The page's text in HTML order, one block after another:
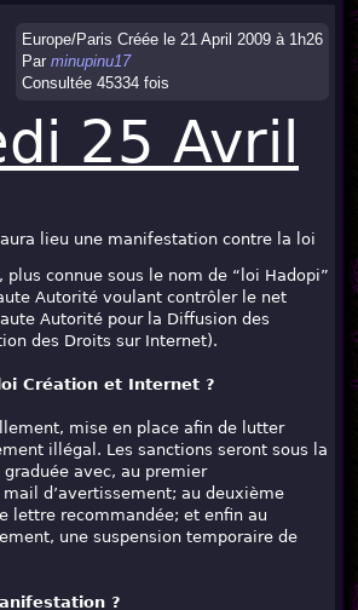
Europe/Paris Créée le 21 April 2009 à 1h26
Par minupinu17
Consultée 45334 fois
25 Avril
aura lieu une manifestation contre la loi
connue sous le nom de “loi Hadopi”
Autorité voulant contrôler le net
Autorité pour la Diffusion des
des Droits sur Internet).
Création et Internet ?
mise en place afin de lutter
illégal. Les sanctions seront sous la
graduée avec, au premier
d’avertissement; au deuxième
lettre recommandée; et enfin au
une suspension temporaire de
?